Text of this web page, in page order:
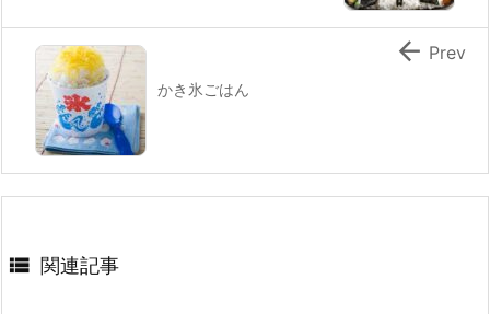
かき氷ごはん
 Prev
 関連記事